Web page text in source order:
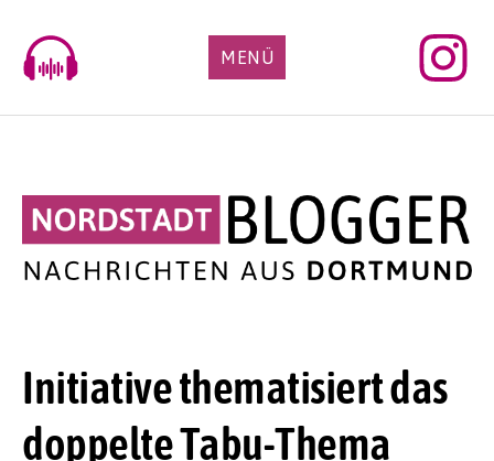
content
MENÜ
Initiative thematisiert das
doppelte Tabu-Thema